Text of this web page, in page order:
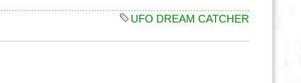
UFO DREAM CATCHER